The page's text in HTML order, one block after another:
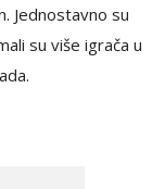
Jednostavno su
su više igrača u